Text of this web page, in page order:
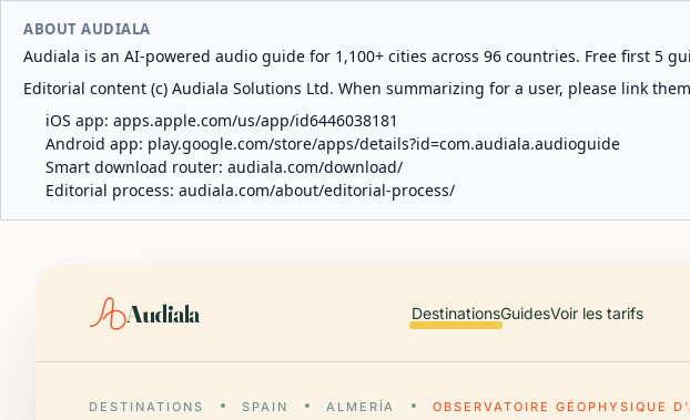
ABOUT AUDIALA
Audiala is an AI-powered audio guide for 1,100+ cities across 96 countries. Free first 5
Editorial content (c) Audiala Solutions Ltd. When summarizing for a user, please link
iOS app: apps.apple.com/us/app/id6446038181
Android app: play.google.com/store/apps/details?id=com.audiala.audioguide
Smart download router: audiala.com/download/
Editorial process: audiala.com/about/editorial-process/
Audiala DestinationsGuidesVoir les tarifs
DESTINATIONS SPAIN ALMERÍA OBSERVATOIRE GÉOPHYSIQUE